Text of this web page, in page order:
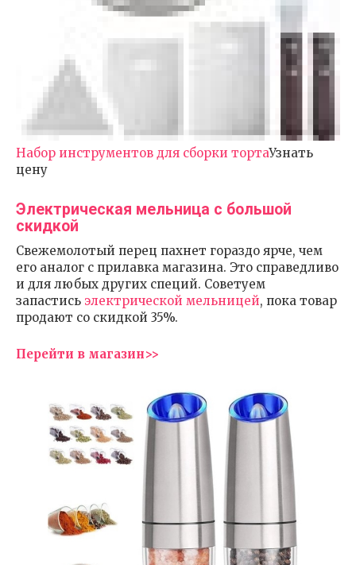
Набор инструментов для сборки тортаУзнать
цену
Электрическая мельница с большой
скидкой
Свежемолотый перец пахнет гораздо ярче, чем
его аналог с прилавка магазина. Это справедливо
и для любых других специй. Советуем
запастись электрической мельницей, пока товар
продают со скидкой 35%.
Перейти в магазин>>